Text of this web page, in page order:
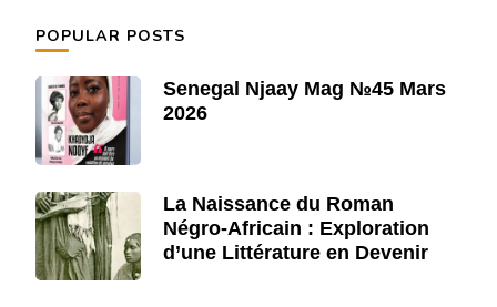
POPULAR POSTS
Senegal Njaay Mag №45 Mars
2026
La Naissance du Roman
Négro-Africain : Exploration
d’une Littérature en Devenir